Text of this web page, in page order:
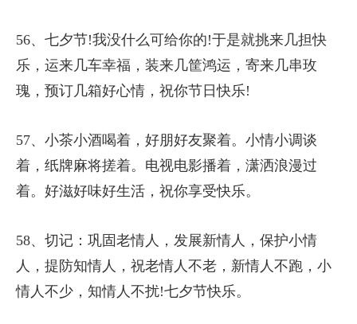
56、七夕节!我没什么可给你的!于是就挑来几担快
乐，运来几车幸福，装来几筐鸿运，寄来几串玫
瑰，预订几箱好心情，祝你节日快乐!
57、小茶小酒喝着，好朋好友聚着。小情小调谈
着，纸牌麻将搓着。电视电影播着，潇洒浪漫过
着。好滋好味好生活，祝你享受快乐。
58、切记：巩固老情人，发展新情人，保护小情
人，提防知情人，祝老情人不老，新情人不跑，小
情人不少，知情人不扰!七夕节快乐。